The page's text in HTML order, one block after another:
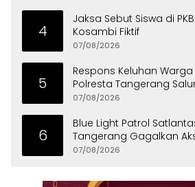
4
Jaksa Sebut Siswa di
Kosambi Fiktif
07/08/2026
5
Respons Keluhan
Polresta Tangerang
Bersih ke Panongan
07/08/2026
6
Blue Light Patrol
Tangerang Gagalkan
Pria Diamankan
07/08/2026